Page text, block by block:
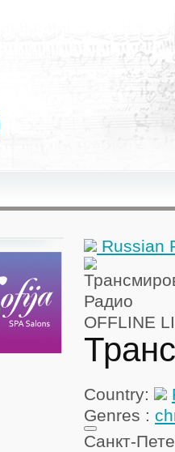
Russian
OFFLINE
Country:
Genres :
Санкт-